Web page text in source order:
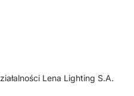
Lena Lighting S.A.